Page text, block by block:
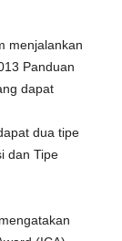
menjalankan
Panduan
dapat
dua tipe
dan Tipe